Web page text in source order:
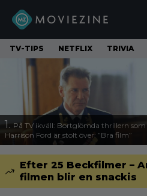
TV-TIPS NETFLIX TRIVIA
1. På TV ikväll: Bortglömda thrillern som
Harrison Ford är stolt över: ”Bra film”
Efter 25 Beckfilmer –
filmen blir en snackis